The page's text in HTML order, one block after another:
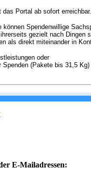
Portal ab sofort erreichbar.
Spendenwillige
gezielt nach Dingen
als direkt miteinander in
oder
(Pakete bis 31,5 Kg)
E-Mailadressen: